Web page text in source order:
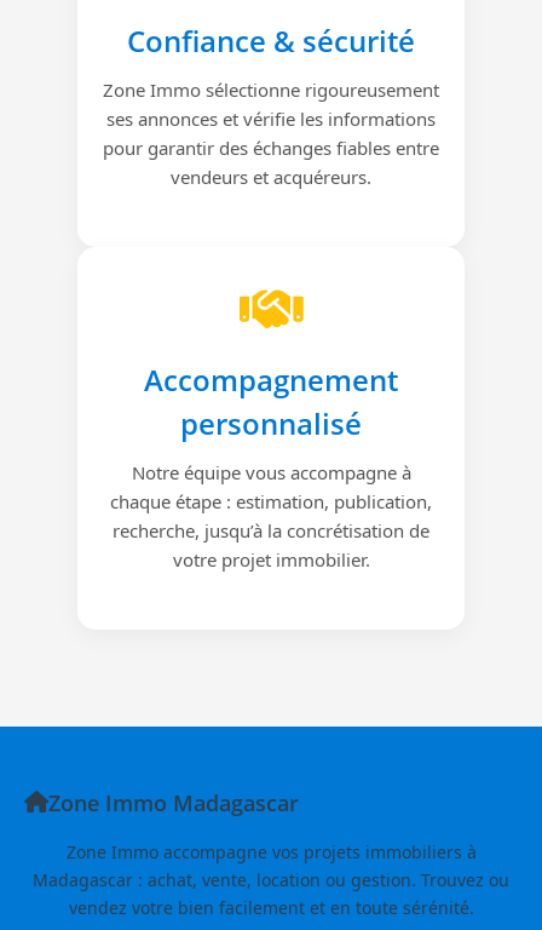
Confiance & sécurité
Zone Immo sélectionne rigoureusement
ses annonces et vérifie les informations
pour garantir des échanges fiables entre
vendeurs et acquéreurs.
Accompagnement
personnalisé
Notre équipe vous accompagne à
chaque étape : estimation, publication,
recherche, jusqu’à la concrétisation de
votre projet immobilier.
Zone Immo Madagascar
Zone Immo accompagne vos projets immobiliers à
Madagascar : achat, vente, location ou gestion. Trouvez ou
vendez votre bien facilement et en toute sérénité.